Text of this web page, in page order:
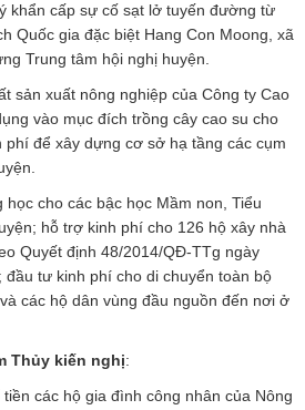
khẩn cấp sự cố sạt lở tuyến đường từ
Quốc gia đặc biệt Hang Con Moong, xã
Trung tâm hội nghị huyện.
sản xuất nông nghiệp của Công ty Cao
vào mục đích trồng cây cao su cho
phí để xây dựng cơ sở hạ tầng các cụm
học cho các bậc học Mầm non, Tiểu
hỗ trợ kinh phí cho 126 hộ xây nhà
Quyết định 48/2014/QĐ-TTg ngày
tư kinh phí cho di chuyển toàn bộ
các hộ dân vùng đầu nguồn đến nơi ở
Thủy kiến nghị:
các hộ gia đình công nhân của Nông